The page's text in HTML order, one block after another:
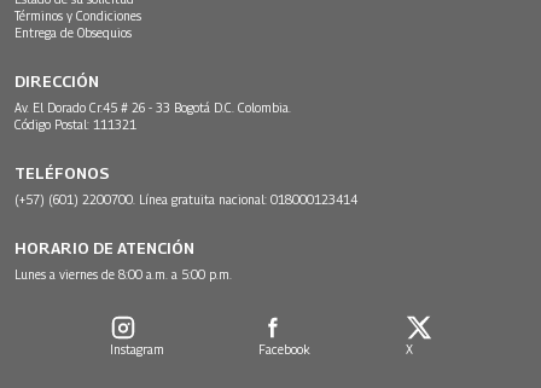
Términos y Condiciones
Entrega de Obsequios
DIRECCIÓN
Av. El Dorado Cr.45 # 26 - 33 Bogotá D.C. Colombia.
Código Postal: 111321
TELÉFONOS
(+57) (601) 2200700. Línea gratuita nacional: 018000123414
HORARIO DE ATENCIÓN
Lunes a viernes de 8:00 a.m. a 5:00 p.m.
Instagram Facebook X